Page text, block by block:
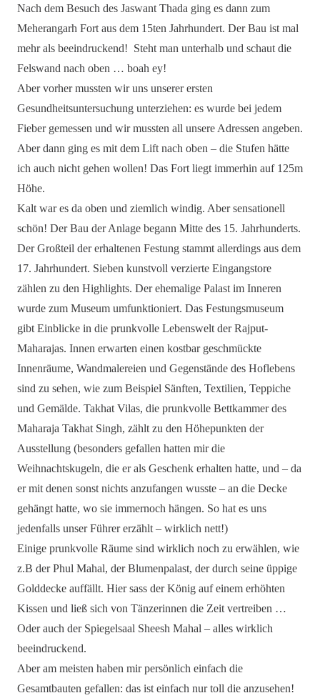
Nach dem Besuch des Jaswant Thada ging es dann zum
Meherangarh Fort aus dem 15ten Jahrhundert. Der Bau ist mal
mehr als beeindruckend! Steht man unterhalb und schaut die
Felswand nach oben … boah ey!
Aber vorher mussten wir uns unserer ersten
Gesundheitsuntersuchung unterziehen: es wurde bei jedem
Fieber gemessen und wir mussten all unsere Adressen angeben.
Aber dann ging es mit dem Lift nach oben – die Stufen hätte
ich auch nicht gehen wollen! Das Fort liegt immerhin auf 125m
Höhe.
Kalt war es da oben und ziemlich windig. Aber sensationell
schön! Der Bau der Anlage begann Mitte des 15. Jahrhunderts.
Der Großteil der erhaltenen Festung stammt allerdings aus dem
17. Jahrhundert. Sieben kunstvoll verzierte Eingangstore
zählen zu den Highlights. Der ehemalige Palast im Inneren
wurde zum Museum umfunktioniert. Das Festungsmuseum
gibt Einblicke in die prunkvolle Lebenswelt der Rajput-
Maharajas. Innen erwarten einen kostbar geschmückte
Innenräume, Wandmalereien und Gegenstände des Hoflebens
sind zu sehen, wie zum Beispiel Sänften, Textilien, Teppiche
und Gemälde. Takhat Vilas, die prunkvolle Bettkammer des
Maharaja Takhat Singh, zählt zu den Höhepunkten der
Ausstellung (besonders gefallen hatten mir die
Weihnachtskugeln, die er als Geschenk erhalten hatte, und – da
er mit denen sonst nichts anzufangen wusste – an die Decke
gehängt hatte, wo sie immernoch hängen. So hat es uns
jedenfalls unser Führer erzählt – wirklich nett!)
Einige prunkvolle Räume sind wirklich noch zu erwählen, wie
z.B der Phul Mahal, der Blumenpalast, der durch seine üppige
Golddecke auffällt. Hier sass der König auf einem erhöhten
Kissen und ließ sich von Tänzerinnen die Zeit vertreiben …
Oder auch der Spiegelsaal Sheesh Mahal – alles wirklich
beeindruckend.
Aber am meisten haben mir persönlich einfach die
Gesamtbauten gefallen: das ist einfach nur toll die anzusehen!